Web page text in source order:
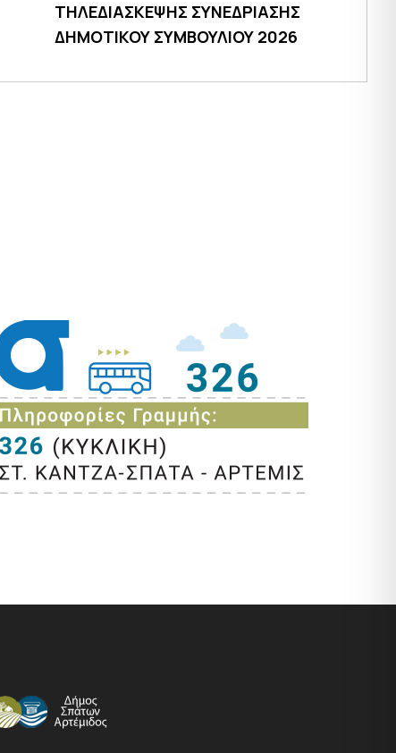
ΤΗΛΕΔΙΑΣΚΕΨΗΣ ΣΥΝΕΔΡΙΑΣΗΣ
ΔΗΜΟΤΙΚΟΥ ΣΥΜΒΟΥΛΙΟΥ 2026